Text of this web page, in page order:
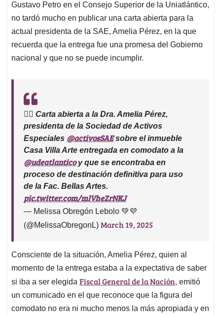
Gustavo Petro en el Consejo Superior de la Uniatlántico,
no tardó mucho en publicar una carta abierta para la
actual presidenta de la SAE, Amelia Pérez, en la que
recuerda que la entrega fue una promesa del Gobierno
nacional y que no se puede incumplir.
✍🏾 Carta abierta a la Dra. Amelia Pérez,
presidenta de la Sociedad de Activos
Especiales @activosSAEsobre el inmueble
Casa Villa Arte entregada en comodato a la
@udeatlanticoy que se encontraba en
proceso de destinación definitiva para uso
de la Fac. Bellas Artes.
pic.twitter.com/mlVheZrNKJ
— Melissa Obregón Lebolo 💚💜
(@MelissaObregonL) March 19, 2025
Consciente de la situación, Amelia Pérez, quien al
momento de la entrega estaba a la expectativa de saber
si iba a ser elegida Fiscal General de la Nación, emitió
un comunicado en el que reconoce que la figura del
comodato no era ni mucho menos la más apropiada y en